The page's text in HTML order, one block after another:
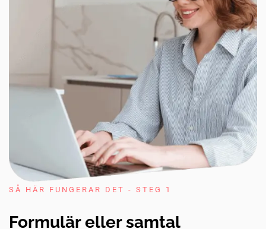
SÅ HÄR FUNGERAR DET - STEG 1
Formulär eller samtal